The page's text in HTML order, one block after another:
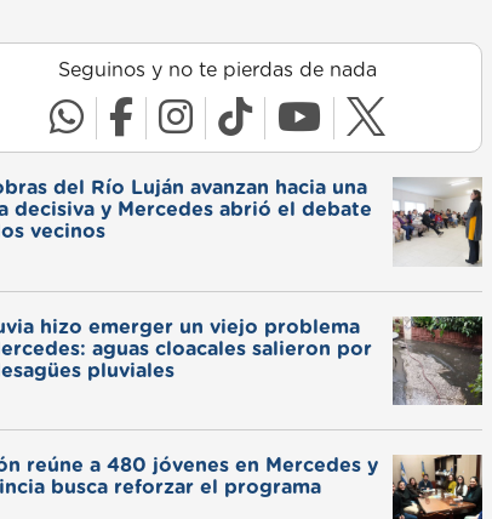
Seguinos y no te pierdas de nada
del Río Luján avanzan hacia una
decisiva y Mercedes abrió el debate
vecinos
hizo emerger un viejo problema
aguas cloacales salieron por
pluviales
reúne a 480 jóvenes en Mercedes y
busca reforzar el programa